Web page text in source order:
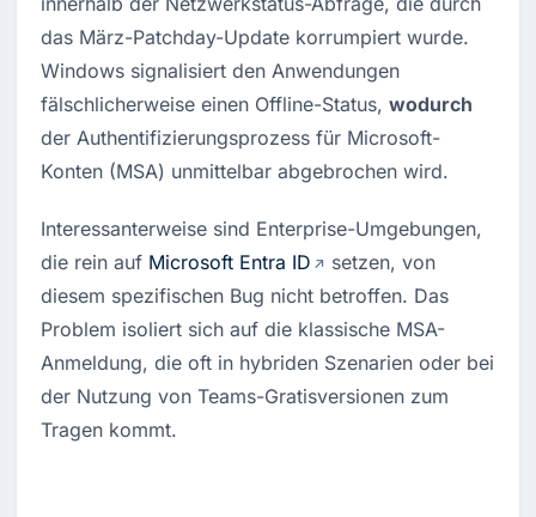
das März-Patchday-Update korrumpiert wurde.
Windows signalisiert den Anwendungen
fälschlicherweise einen Offline-Status, wodurch
der Authentifizierungsprozess für Microsoft-
Konten (MSA) unmittelbar abgebrochen wird.
Interessanterweise sind Enterprise-Umgebungen,
die rein auf Microsoft Entra ID
setzen, von
diesem spezifischen Bug nicht betroffen. Das
Problem isoliert sich auf die klassische MSA-
Anmeldung, die oft in hybriden Szenarien oder bei
der Nutzung von Teams-Gratisversionen zum
Tragen kommt.